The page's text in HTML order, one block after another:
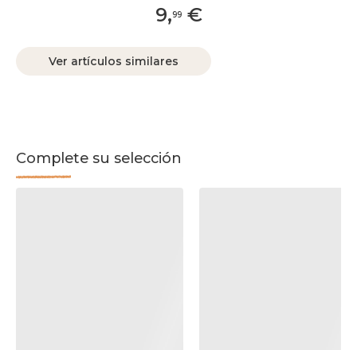
9,99€
Ver artículos similares
Complete su selección